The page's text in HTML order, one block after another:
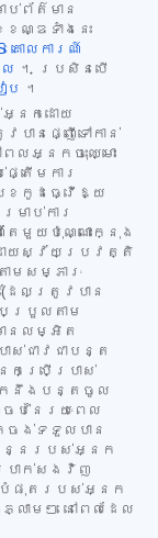
ប់ព័ត៌មាន
ឌទាំងនេះ
គោលការណ៍
។ ប្រសិនបើ
ប ។
អ្នកដោយ
ានផ្ញើទៅកាន់
លអ្នកចុះឈ្មោះ
តើមការ
ខកូដធ្វើឱ្យ
ាប់ការ
ែមួយប៉ុណ្ណោះក្នុង
យស្វ័យប្រវត្តិ
មសម្ភារៈ
ែលត្រូវបាន
ែប្រួលតាម
នលម្អិត
ស់ជាវជាបន្ត
កប្រើប្រាស់
កនឹងបន្តចូល
ៃរយៈពេល
ង់ទទួលបាន
បន្នរបស់អ្នក
រាក់សងវិញ
មីបំផុតរបស់អ្នក
ាមៗ នៅពេលដែល